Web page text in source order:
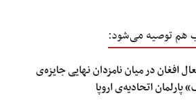
هم توصیه می‌شود:
افغان در میان نامزدان نهایی جایزه‌ی
پارلمان اتحادیه‌ی اروپا